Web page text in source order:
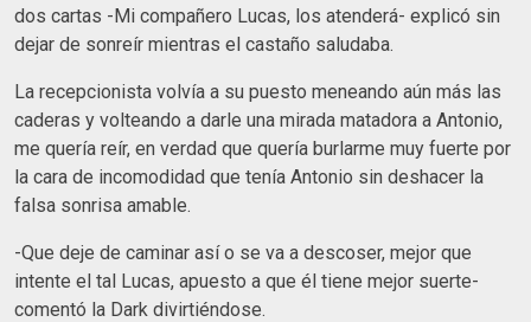
dos cartas -Mi compañero Lucas, los atenderá- explicó sin
dejar de sonreír mientras el castaño saludaba.
La recepcionista volvía a su puesto meneando aún más las
caderas y volteando a darle una mirada matadora a Antonio,
me quería reír, en verdad que quería burlarme muy fuerte por
la cara de incomodidad que tenía Antonio sin deshacer la
falsa sonrisa amable.
-Que deje de caminar así o se va a descoser, mejor que
intente el tal Lucas, apuesto a que él tiene mejor suerte-
comentó la Dark divirtiéndose.